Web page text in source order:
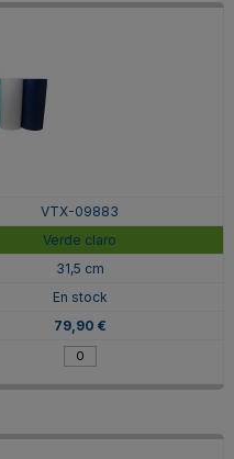
VTX-09883
Verde claro
31,5 cm
En stock
79,90 €